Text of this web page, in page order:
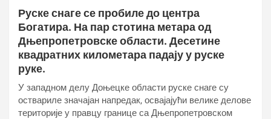
Руске снаге се пробиле до центра
Богатира. На пар стотина метара од
Дњепропетровске области. Десетине
квадратних километара падају у руске
руке.
У западном делу Доњецке области руске снаге су
оствариле значајан напредак, освајајући велике делове
територије у правцу границе са Дњепропетровском